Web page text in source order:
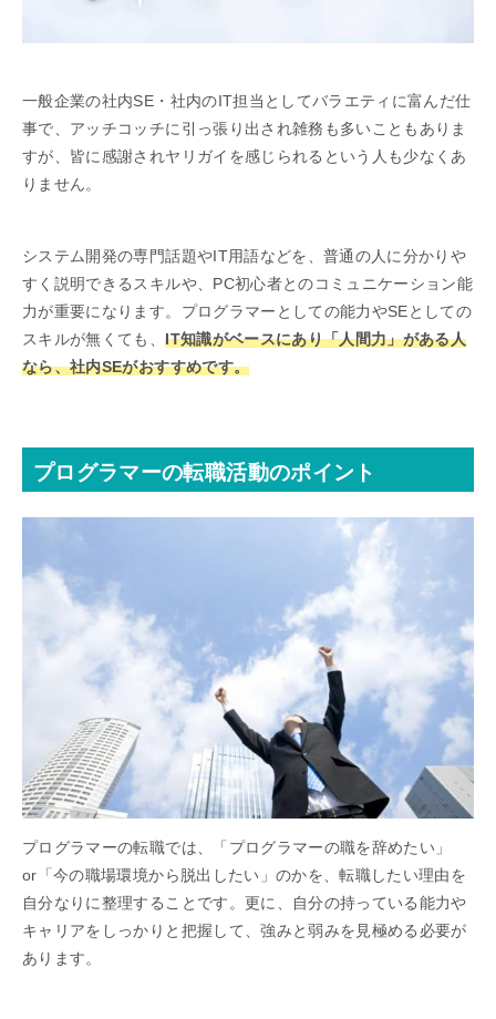
一般企業の社内SE・社内のIT担当としてバラエティに富んだ仕
事で、アッチコッチに引っ張り出され雑務も多いこともありま
すが、皆に感謝されヤリガイを感じられるという人も少なくあ
りません。
システム開発の専門話題やIT用語などを、普通の人に分かりや
すく説明できるスキルや、PC初心者とのコミュニケーション能
力が重要になります。プログラマーとしての能力やSEとしての
スキルが無くても、IT知識がベースにあり「人間力」がある人
なら、社内SEがおすすめです。
プログラマーの転職活動のポイント
プログラマーの転職では、「プログラマーの職を辞めたい」
or「今の職場環境から脱出したい」のかを、転職したい理由を
自分なりに整理することです。更に、自分の持っている能力や
キャリアをしっかりと把握して、強みと弱みを見極める必要が
あります。